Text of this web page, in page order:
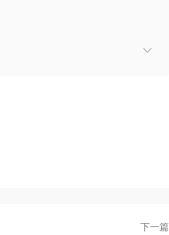
装饰你的家。你甚至可以
和家具系列，完成极具挑
下一篇